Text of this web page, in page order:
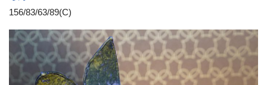
156/83/63/89(C)